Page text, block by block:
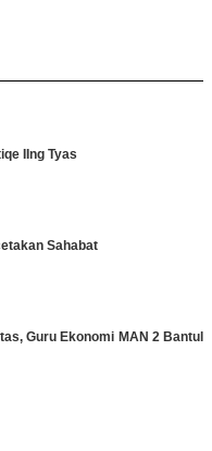
IIng Tyas
Sahabat
Guru Ekonomi MAN 2 Bantul